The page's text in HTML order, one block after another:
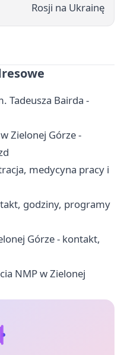
Rosji na Ukrainę
Tadeusza Bairda -
Zielonej Górze -
medycyna pracy i
godziny, programy
Górze - kontakt,
NMP w Zielonej